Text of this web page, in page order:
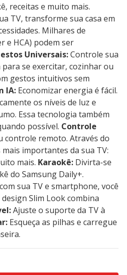
receitas e muito mais.
TV, transforme sua casa em
Milhares de
e HCA) podem ser
Universais:Controle sua
para se exercitar, cozinhar ou
gestos intuitivos sem
IA: Economizar energia é fácil.
os níveis de luz e
Essa tecnologia também
possível. Controle
remoto. Através do
importantes da sua TV:
mais. Karaokê: Divirta-se
do Samsung Daily+.
sua TV e smartphone, você
design Slim Look combina
Ajuste o suporte da TV à
Esqueça as pilhas e carregue